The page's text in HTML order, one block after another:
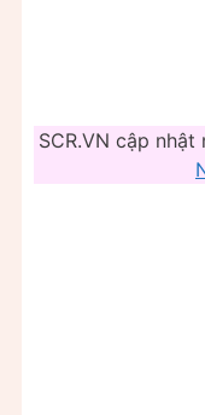
SCR.VN cập